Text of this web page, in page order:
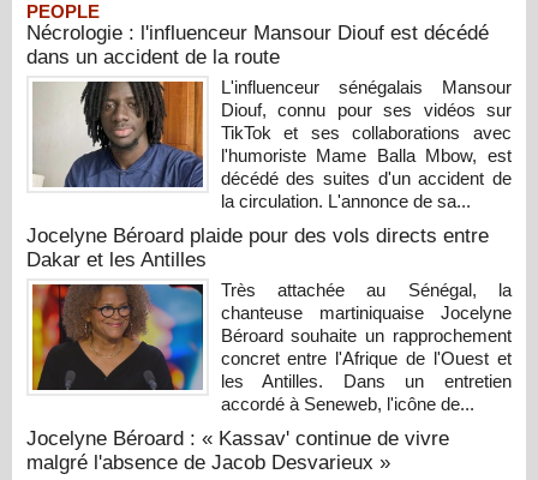
PEOPLE
Nécrologie : l'influenceur Mansour Diouf est décédé
dans un accident de la route
L'influenceur sénégalais Mansour
Diouf, connu pour ses vidéos sur
TikTok et ses collaborations avec
l'humoriste Mame Balla Mbow, est
décédé des suites d'un accident de
la circulation. L'annonce de sa...
Jocelyne Béroard plaide pour des vols directs entre
Dakar et les Antilles
Très attachée au Sénégal, la
chanteuse martiniquaise Jocelyne
Béroard souhaite un rapprochement
concret entre l'Afrique de l'Ouest et
les Antilles. Dans un entretien
accordé à Seneweb, l'icône de...
Jocelyne Béroard : « Kassav' continue de vivre
malgré l'absence de Jacob Desvarieux »